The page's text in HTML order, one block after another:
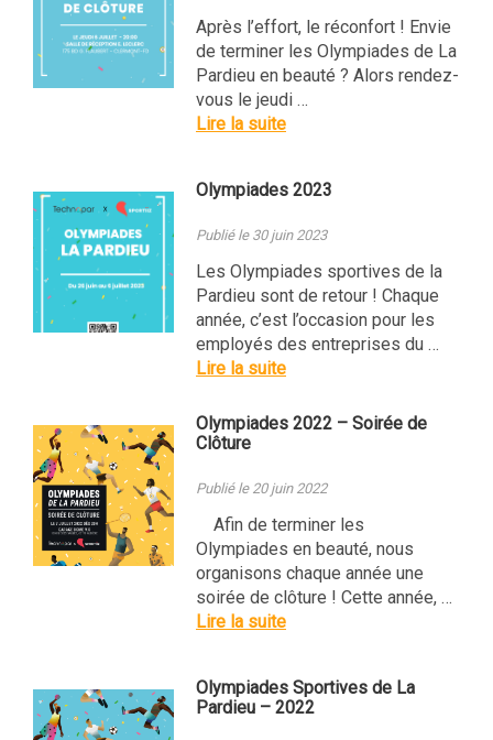
Après l’effort, le réconfort ! Envie
de terminer les Olympiades de La
Pardieu en beauté ? Alors rendez-
vous le jeudi …
Lire la suite
Olympiades 2023
Publié le 30 juin 2023
Les Olympiades sportives de la
Pardieu sont de retour ! Chaque
année, c’est l’occasion pour les
employés des entreprises du …
Lire la suite
Olympiades 2022 – Soirée de
Clôture
Publié le 20 juin 2022
Afin de terminer les
Olympiades en beauté, nous
organisons chaque année une
soirée de clôture ! Cette année, …
Lire la suite
Olympiades Sportives de La
Pardieu – 2022